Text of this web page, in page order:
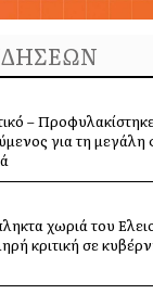
–
για τη μεγάλη
χωριά του
κριτική σε